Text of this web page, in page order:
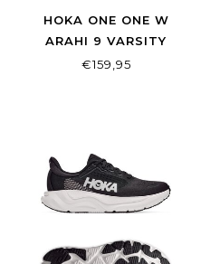
HOKA ONE ONE W
ARAHI 9 VARSITY
NAVY/FADED NAVY
€159,95